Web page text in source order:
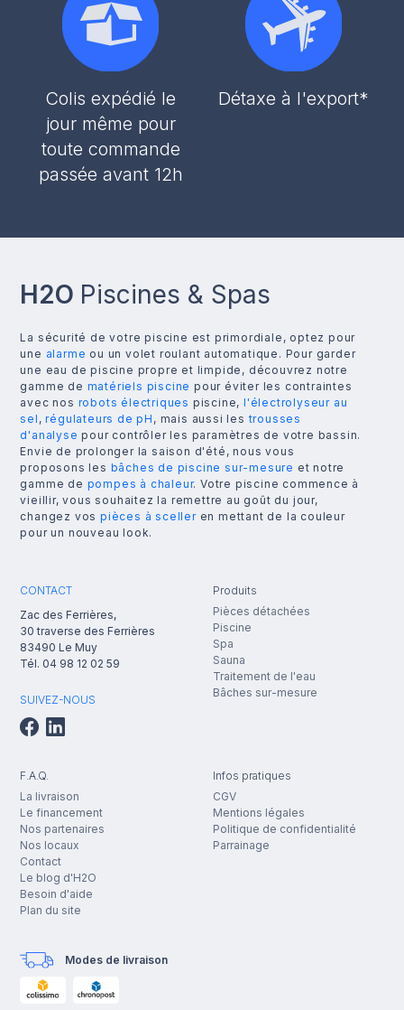
Colis expédié le
jour même pour
toute commande
passée avant 12h
Détaxe à l'export*
H2O Piscines & Spas
La sécurité de votre piscine est primordiale, optez pour
une alarme ou un volet roulant automatique. Pour garder
une eau de piscine propre et limpide, découvrez notre
gamme de matériels piscine pour éviter les contraintes
avec nos robots électriques piscine, l'électrolyseur au
sel ,régulateurs de pH , mais aussi lestrousses
d'analyse pour contrôler les paramètres de votre bassin.
Envie de prolonger la saison d'été, nous vous
proposons les bâches de piscine sur-mesure et notre
gamme de pompes à chaleur. Votre piscine commence à
vieillir, vous souhaitez la remettre au goût du jour,
changez vos pièces à scelleren mettant de la couleur
pour un nouveau look.
CONTACT
Zac des Ferrières,
30 traverse des Ferrières
83490 Le Muy
Tél. 04 98 12 02 59
SUIVEZ-NOUS
Produits
Pièces détachées
Piscine
Spa
Sauna
Traitement de l'eau
Bâches sur-mesure
F.A.Q.
La livraison
Le financement
Nos partenaires
Nos locaux
Contact
Le blog d'H2O
Besoin d'aide
Plan du site
Infos pratiques
CGV
Mentions légales
Politique de confidentialité
Parrainage
Modes de livraison